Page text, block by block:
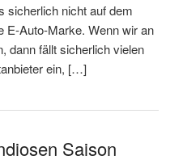
sicherlich nicht auf dem
E-Auto-Marke. Wenn wir an
dann fällt sicherlich vielen
ein, […]
Saison